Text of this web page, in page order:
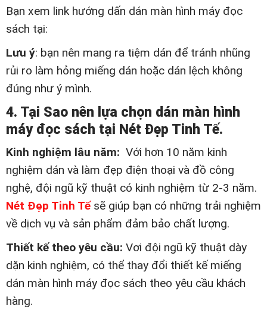
Bạn xem link hướng dấn dán màn hình máy đọc
sách tại:
Lưu ý: bạn nên mang ra tiệm dán để tránh nhũng
rủi ro làm hỏng miếng dán hoặc dán lệch không
đúng như ý mình.
4. Tại Sao nên lựa chọn dán màn hình
máy đọc sách tại Nét Đẹp Tinh Tế.
Kinh nghiệm lâu năm: Với hơn 10 năm kinh
nghiệm dán và làm đẹp điện thoại và đồ công
nghệ, đội ngũ kỹ thuật có kinh nghiệm từ 2-3 năm.
Nét Đẹp Tinh Tếsẽ giúp bạn có những trải nghiệm
về dịch vụ và sản phẩm đảm bảo chất lượng.
Thiết kế theo yêu cầu: Vơi đội ngũ kỹ thuật dày
dặn kinh nghiệm, có thể thay đổi thiết kế miếng
dán màn hình máy đọc sách theo yêu cầu khách
hàng.